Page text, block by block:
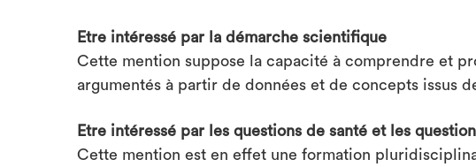
Etre intéressé par la démarche scientifique
Cette mention suppose la capacité à comprendre et
argumentés à partir de données et de concepts issus
Etre intéressé par les questions de santé et les
Cette mention est en effet une formation